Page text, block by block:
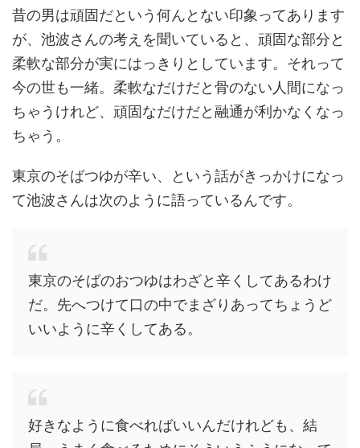
昔の男は頑固だという何んとない印象ってあります
が、池波さんの考えを聞いていると、頑固な部分と
柔軟な部分が実にはっきりとしています。それって
今の世も一緒。柔軟なだけだと骨のない人間になっ
ちゃうけれど、頑固なだけだと融通が利かなくなっ
ちゃう。
東京のそばつゆが辛い、という話がきっかけになっ
て池波さんは次のように語っているんです。
東京のそばのおつゆはわざと辛くしてあるわけ
だ。先へつけて口の中でまざりあってちょうど
いいように辛くしてある。
好きなように食べればいいんだけれども、結